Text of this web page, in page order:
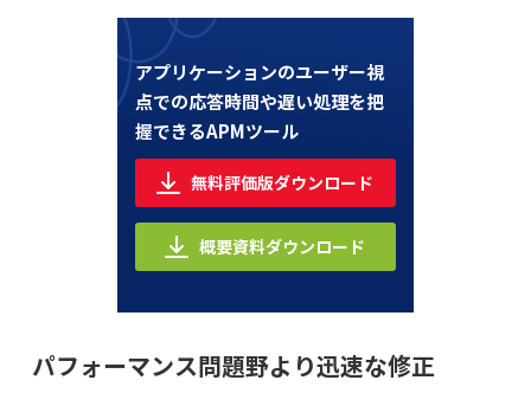
アプリケーションのユーザー視
点での応答時間や遅い処理を把
握できるAPMツール
無料評価版ダウンロード
概要資料ダウンロード
パフォーマンス問題野より迅速な修正